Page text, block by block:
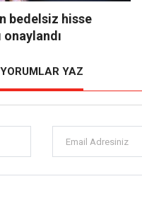
bedelsiz hisse
onaylandı
YORUMLAR YAZ